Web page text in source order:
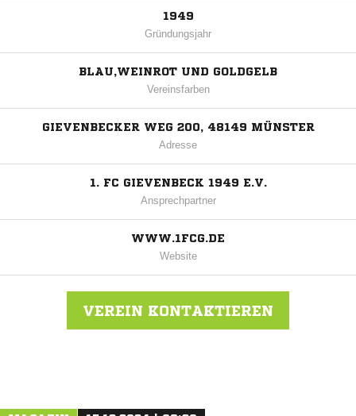
1949
Gründungsjahr
BLAU,WEINROT UND GOLDGELB
Vereinsfarben
GIEVENBECKER WEG 200, 48149 MÜNSTER
Adresse
1. FC GIEVENBECK 1949 E.V.
Ansprechpartner
WWW.1FCG.DE
Website
VEREIN KONTAKTIEREN